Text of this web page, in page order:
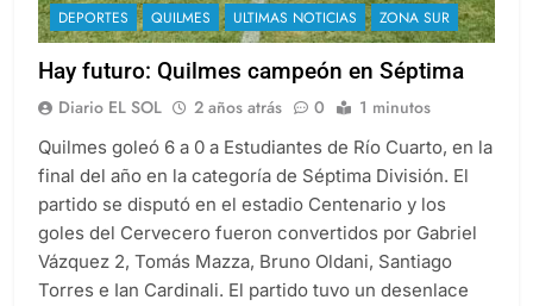
DEPORTES QUILMES ULTIMAS NOTICIAS ZONA SUR
Hay futuro: Quilmes campeón en Séptima
Diario EL SOL 2 años atrás 0 1 minutos
Quilmes goleó 6 a 0 a Estudiantes de Río Cuarto, en la
final del año en la categoría de Séptima División. El
partido se disputó en el estadio Centenario y los
goles del Cervecero fueron convertidos por Gabriel
Vázquez 2, Tomás Mazza, Bruno Oldani, Santiago
Torres e Ian Cardinali. El partido tuvo un desenlace